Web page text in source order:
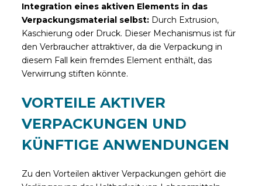
Integration eines aktiven Elements in das
Verpackungsmaterial selbst: Durch Extrusion,
Kaschierung oder Druck. Dieser Mechanismus ist für
den Verbraucher attraktiver, da die Verpackung in
diesem Fall kein fremdes Element enthält, das
Verwirrung stiften könnte.
VORTEILE AKTIVER
VERPACKUNGEN UND
KÜNFTIGE ANWENDUNGEN
Zu den Vorteilen aktiver Verpackungen gehört die